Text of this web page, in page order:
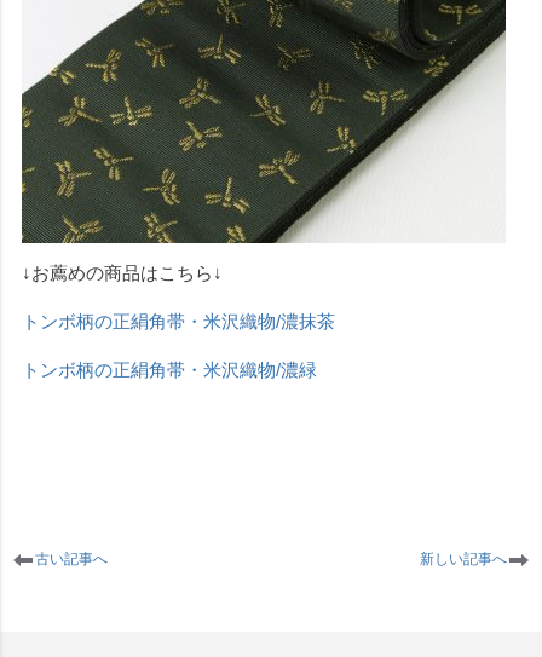
↓お薦めの商品はこちら↓
トンボ柄の正絹角帯・米沢織物/濃抹茶
トンボ柄の正絹角帯・米沢織物/濃緑
古い記事へ 新しい記事へ